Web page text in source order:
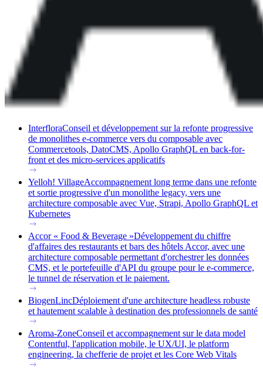
InterfloraConseil et développement sur la refonte progressive
de monolithes e-commerce vers du composable avec
Commercetools, DatoCMS, Apollo GraphQL en back-for-
front et des micro-services applicatifs
Yelloh! VillageAccompagnement long terme dans une refonte
et sortie progressive d'un monolithe legacy, vers une
architecture composable avec Vue, Strapi, Apollo GraphQL et
Kubernetes
Accor « Food & Beverage »Développement du chiffre
d'affaires des restaurants et bars des hôtels Accor, avec une
architecture composable permettant d'orchestrer les données
CMS, et le portefeuille d'API du groupe pour le e-commerce,
le tunnel de réservation et le paiement.
BiogenLincDéploiement d'une architecture headless robuste
et hautement scalable à destination des professionnels de santé
Aroma-ZoneConseil et accompagnement sur le data model
Contentful, l'application mobile, le UX/UI, le platform
engineering, la chefferie de projet et les Core Web Vitals